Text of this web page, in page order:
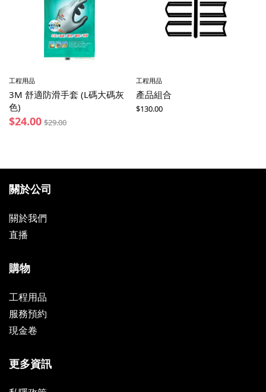
工程用品
3M 舒適防滑手套 (L碼大碼灰
色)
$24.00 $29.00
工程用品
產品組合
$130.00
關於公司
關於我們
直播
購物
工程用品
服務預約
現金卷
更多資訊